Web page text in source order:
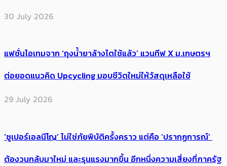
30 July 2026
แฟชั่นไอเทมจาก ‘ถุงน้ำยาล้างไตใช้แล้ว’ แวนทีฟ X ม.เกษตรฯ
ต่อยอดแนวคิด Upcycling มอบชีวิตใหม่ให้วัสดุเหลือใช้
29 July 2026
‘ซูเปอร์เอลนีโญ’ ไม่ใช่ภัยพิบัติครั้งคราว แต่คือ ‘ปรากฏการณ์’ ​
ต้อง​วนกลับมาใหม่ และรุนแรงมากขึ้น อีกหนึ่งความเสี่ยงที่ภาครัฐ